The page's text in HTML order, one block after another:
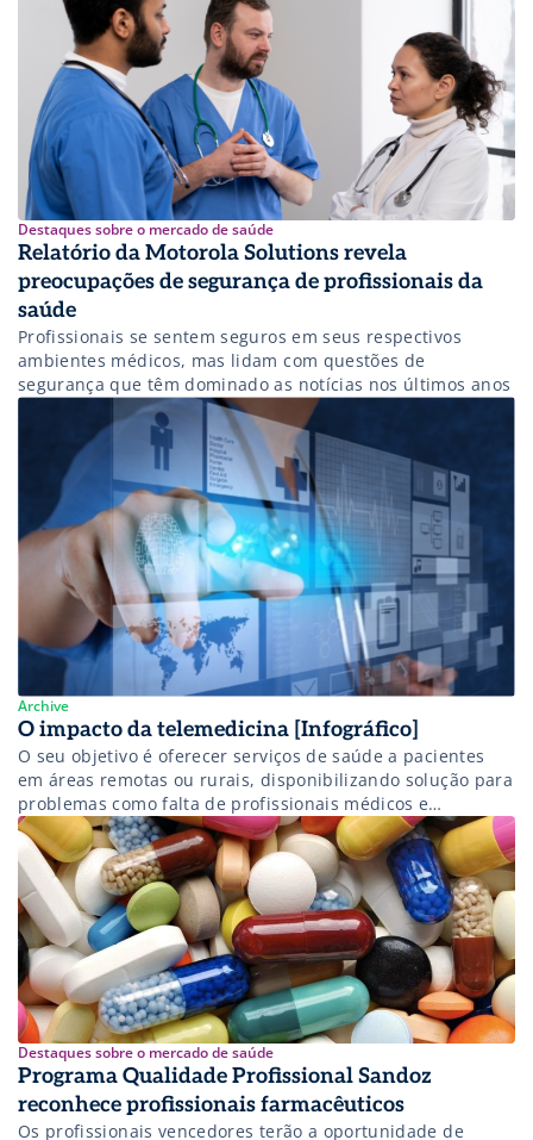
Destaques sobre o mercado de saúde
Relatório da Motorola Solutions revela
preocupações de segurança de profissionais da
saúde
Profissionais se sentem seguros em seus respectivos
ambientes médicos, mas lidam com questões de
segurança que têm dominado as notícias nos últimos anos
Archive
O impacto da telemedicina [Infográfico]
O seu objetivo é oferecer serviços de saúde a pacientes
em áreas remotas ou rurais, disponibilizando solução para
problemas como falta de profissionais médicos e
estabelecimentos de saúde.
Destaques sobre o mercado de saúde
Programa Qualidade Profissional Sandoz
reconhece profissionais farmacêuticos
Os profissionais vencedores terão a oportunidade de